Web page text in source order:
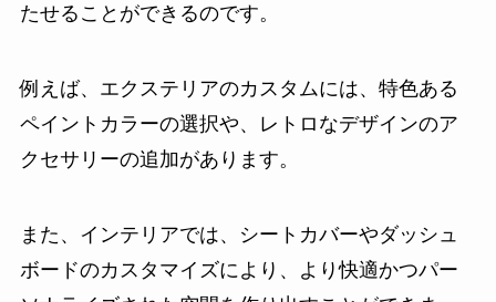
たせることができるのです。
例えば、エクステリアのカスタムには、特色ある
ペイントカラーの選択や、レトロなデザインのア
クセサリーの追加があります。
また、インテリアでは、シートカバーやダッシュ
ボードのカスタマイズにより、より快適かつパー